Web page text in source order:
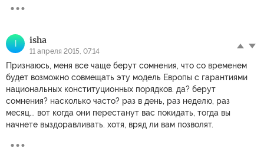
I isha
11 апреля 2015, 07:14
Признаюсь, меня все чаще берут сомнения, что со временем
будет возможно совмещать эту модель Европы с гарантиями
национальных конституционных порядков. да? берут
сомнения? насколько часто? раз в день, раз неделю, раз
месяц... вот когда они перестанут вас покидать, тогда вы
начнете выздоравливать. хотя, вряд ли вам позволят.